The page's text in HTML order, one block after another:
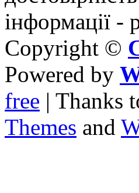
інформації -
Copyright ©
Powered by
free | Thanks
Themes and